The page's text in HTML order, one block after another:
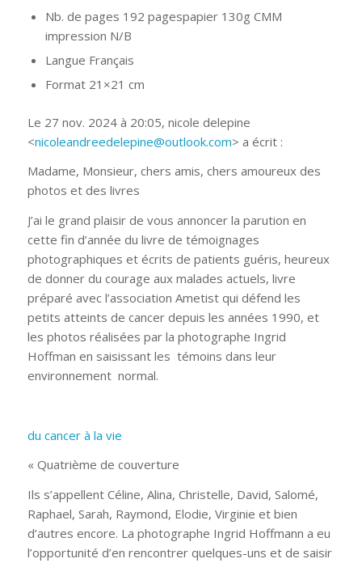
Nb. de pages 192 pagespapier 130g CMM
impression N/B
Langue Français
Format 21×21 cm
Le 27 nov. 2024 à 20:05, nicole delepine
<nicoleandreedelepine@outlook.com> a écrit :
Madame, Monsieur, chers amis, chers amoureux des
photos et des livres
J’ai le grand plaisir de vous annoncer la parution en
cette fin d’année du livre de témoignages
photographiques et écrits de patients guéris, heureux
de donner du courage aux malades actuels, livre
préparé avec l’association Ametist qui défend les
petits atteints de cancer depuis les années 1990, et
les photos réalisées par la photographe Ingrid
Hoffman en saisissant les témoins dans leur
environnement normal.
du cancer à la vie
« Quatrième de couverture
Ils s’appellent Céline, Alina, Christelle, David, Salomé,
Raphael, Sarah, Raymond, Elodie, Virginie et bien
d’autres encore. La photographe Ingrid Hoffmann a eu
l’opportunité d’en rencontrer quelques-uns et de saisir